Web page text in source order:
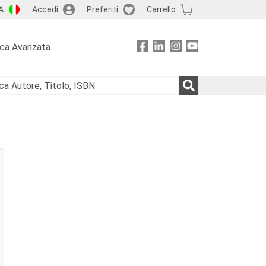
Accedi Preferiti Carrello
Avanzata